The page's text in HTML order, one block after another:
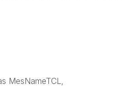
MesNameTCL,